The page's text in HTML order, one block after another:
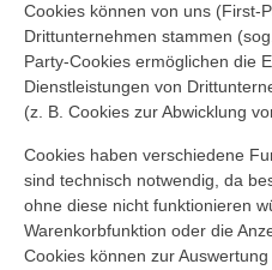
Cookies können von uns (First-
Drittunternehmen stammen
Party-Cookies ermöglichen die
Dienstleistungen von
(z. B. Cookies zur Abwicklung
Cookies haben verschiedene
sind technisch notwendig, da
ohne diese nicht funktionieren
Warenkorbfunktion oder die
Cookies können zur